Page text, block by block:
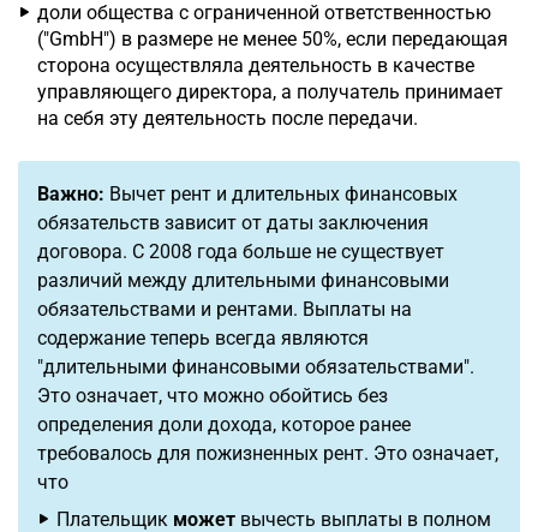
доли общества с ограниченной ответственностью
("GmbH") в размере не менее 50%, если передающая
сторона осуществляла деятельность в качестве
управляющего директора, а получатель принимает
на себя эту деятельность после передачи.
Важно: Вычет рент и длительных финансовых
обязательств зависит от даты заключения
договора. С 2008 года больше не существует
различий между длительными финансовыми
обязательствами и рентами. Выплаты на
содержание теперь всегда являются
"длительными финансовыми обязательствами".
Это означает, что можно обойтись без
определения доли дохода, которое ранее
требовалось для пожизненных рент. Это означает,
что
Плательщик может вычесть выплаты в полном